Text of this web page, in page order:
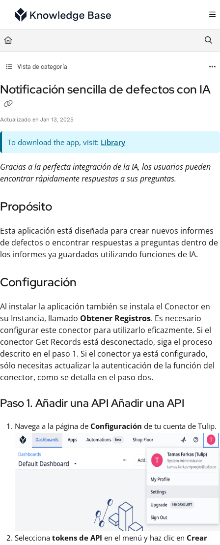
Documentation Index
Fetch the complete documentation index at:
Use this file to discover all available pages before exploring further.
Vista de categoría
Notificación sencilla de defectos con IA
Actualizado en Jan 13, 2025
To download the app, visit: Library
Gracias a la perfecta integración de la IA, los usuarios pueden
encontrar rápidamente respuestas a sus preguntas.
Propósito
Esta aplicación está diseñada para crear nuevos informes
de defectos o encontrar respuestas a preguntas dentro de
los informes ya guardados utilizando funciones de IA.
Configuración
Al instalar la aplicación también se instala el Conector en
su Instancia, llamado Obtener Registros. Es necesario
configurar este conector para utilizarlo eficazmente. Si el
conector Get Records está desconectado, siga el proceso
descrito en el paso 1. Si el conector ya está configurado,
sólo necesitas actualizar la autenticación de la función del
conector, como se detalla en el paso dos.
Paso 1. Añadir una API Añadir una API
Navega a la página de Configuración de tu cuenta de Tulip.
Selecciona tokens de API en el menú y haz clic en Crear